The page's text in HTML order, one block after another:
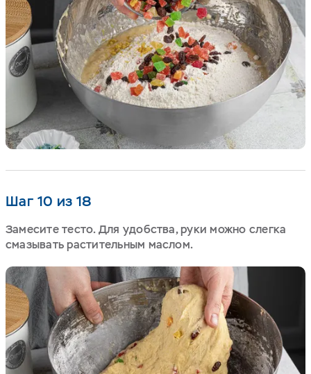
Шаг 10 из 18
Замесите тесто. Для удобства, руки можно слегка
смазывать растительным маслом.